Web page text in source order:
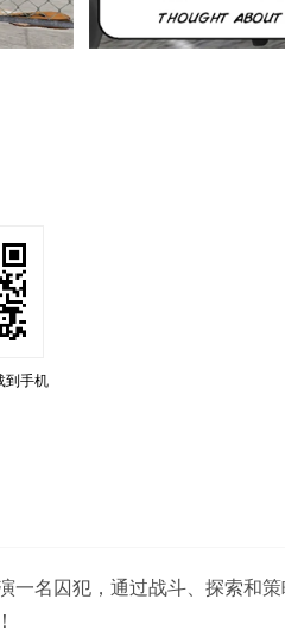
到手机
一名囚犯，通过战斗、探索和